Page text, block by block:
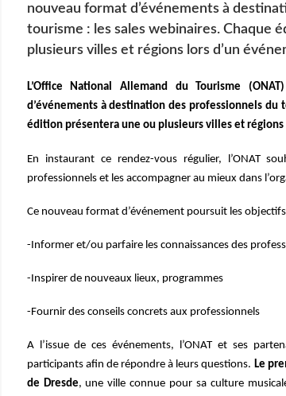
nouveau format d’événements à
tourisme : les sales webinaires. Chaque
plusieurs villes et régions lors d’un
L’Office National Allemand du Tourisme
d’événements à destination des professionnels du
édition présentera une ou plusieurs villes et régions
En instaurant ce rendez-vous régulier, l’ONAT
professionnels et les accompagner au mieux dans
Ce nouveau format d’événement poursuit les
-Informer et/ou parfaire les connaissances des
-Inspirer de nouveaux lieux, programmes
-Fournir des conseils concrets aux professionnels
A l’issue de ces événements, l’ONAT et ses
participants afin de répondre à leurs questions. Le
de Dresde, une ville connue pour sa culture